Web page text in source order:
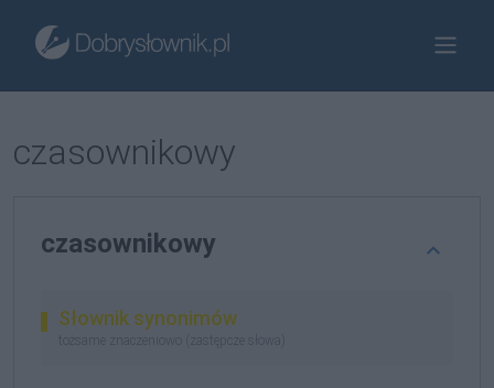
czasownikowy
czasownikowy
Słownik synonimów
tożsame znaczeniowo (zastępcze słowa)